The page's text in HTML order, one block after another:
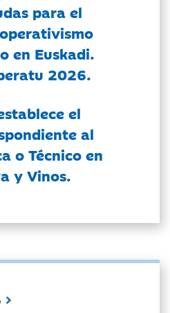
para el
en Euskadi.
2026.
el
al
o Técnico en
y Vinos.